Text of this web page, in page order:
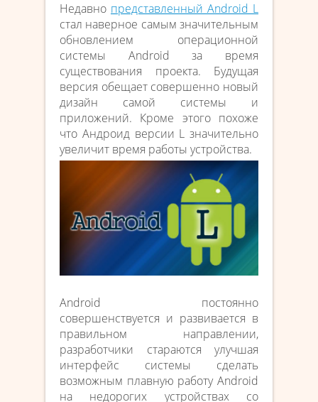
Недавно представленный Android L
стал наверное самым значительным
обновлением операционной
системы Android за время
существования проекта. Будущая
версия обещает совершенно новый
дизайн самой системы и
приложений. Кроме этого похоже
что Андроид версии L значительно
увеличит время работы устройства.
Android постоянно
совершенствуется и развивается в
правильном направлении,
разработчики стараются улучшая
интерфейс системы сделать
возможным плавную работу Android
на недорогих устройствах со